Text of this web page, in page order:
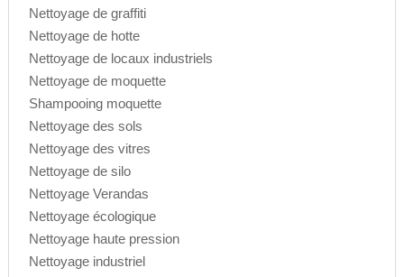
Nettoyage de graffiti
Nettoyage de hotte
Nettoyage de locaux industriels
Nettoyage de moquette
Shampooing moquette
Nettoyage des sols
Nettoyage des vitres
Nettoyage de silo
Nettoyage Verandas
Nettoyage écologique
Nettoyage haute pression
Nettoyage industriel